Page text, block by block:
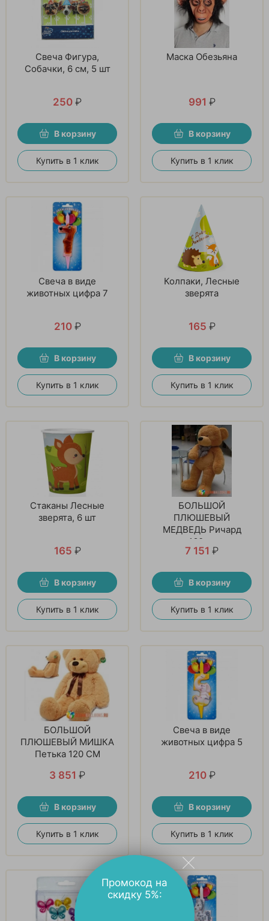
Свеча Фигура,
Собачки, 6 см, 5 шт
250 ₽
В корзину
Купить в 1 клик
Маска Обезьяна
991 ₽
В корзину
Купить в 1 клик
Свеча в виде
животных цифра 7
210 ₽
В корзину
Купить в 1 клик
Колпаки, Лесные
зверята
165 ₽
В корзину
Купить в 1 клик
Стаканы Лесные
зверята, 6 шт
165 ₽
В корзину
Купить в 1 клик
БОЛЬШОЙ
ПЛЮШЕВЫЙ
МЕДВЕДЬ Ричард
160см
7 151 ₽
В корзину
Купить в 1 клик
БОЛЬШОЙ
ПЛЮШЕВЫЙ МИШКА
Петька 120 СМ
3 851 ₽
В корзину
Купить в 1 клик
Свеча в виде
животных цифра 5
210 ₽
В корзину
Купить в 1 клик
Промокод на
скидку 5%: